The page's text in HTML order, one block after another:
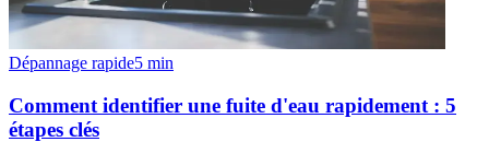
Dépannage rapide5 min
Comment identifier une fuite d'eau rapidement : 5
étapes clés